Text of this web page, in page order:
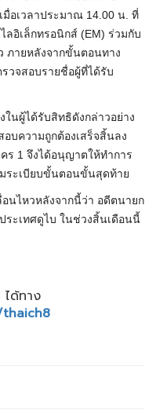
อเวลาประมาณ 14.00 น. ที่
อิเล็กทรอนิกส์ (EM) ร่วมกับ
ภายหลังจากขั้นตอนทาง
วจสอบรายชื่อผู้ที่ได้รับ
นผู้ได้รับสิทธิดังกล่าวอย่าง
อบความถูกต้องเสร็จสิ้นลง
ร 1 จึงได้อนุญาตให้ทำการ
ระเบียบขั้นตอนขั้นสุดท้าย
อนไหวหลังจากนี้ว่า อดีตนายก
ระเทศดูไบ ในช่วงสิ้นเดือนนี้
ด้ทาง
thaich8